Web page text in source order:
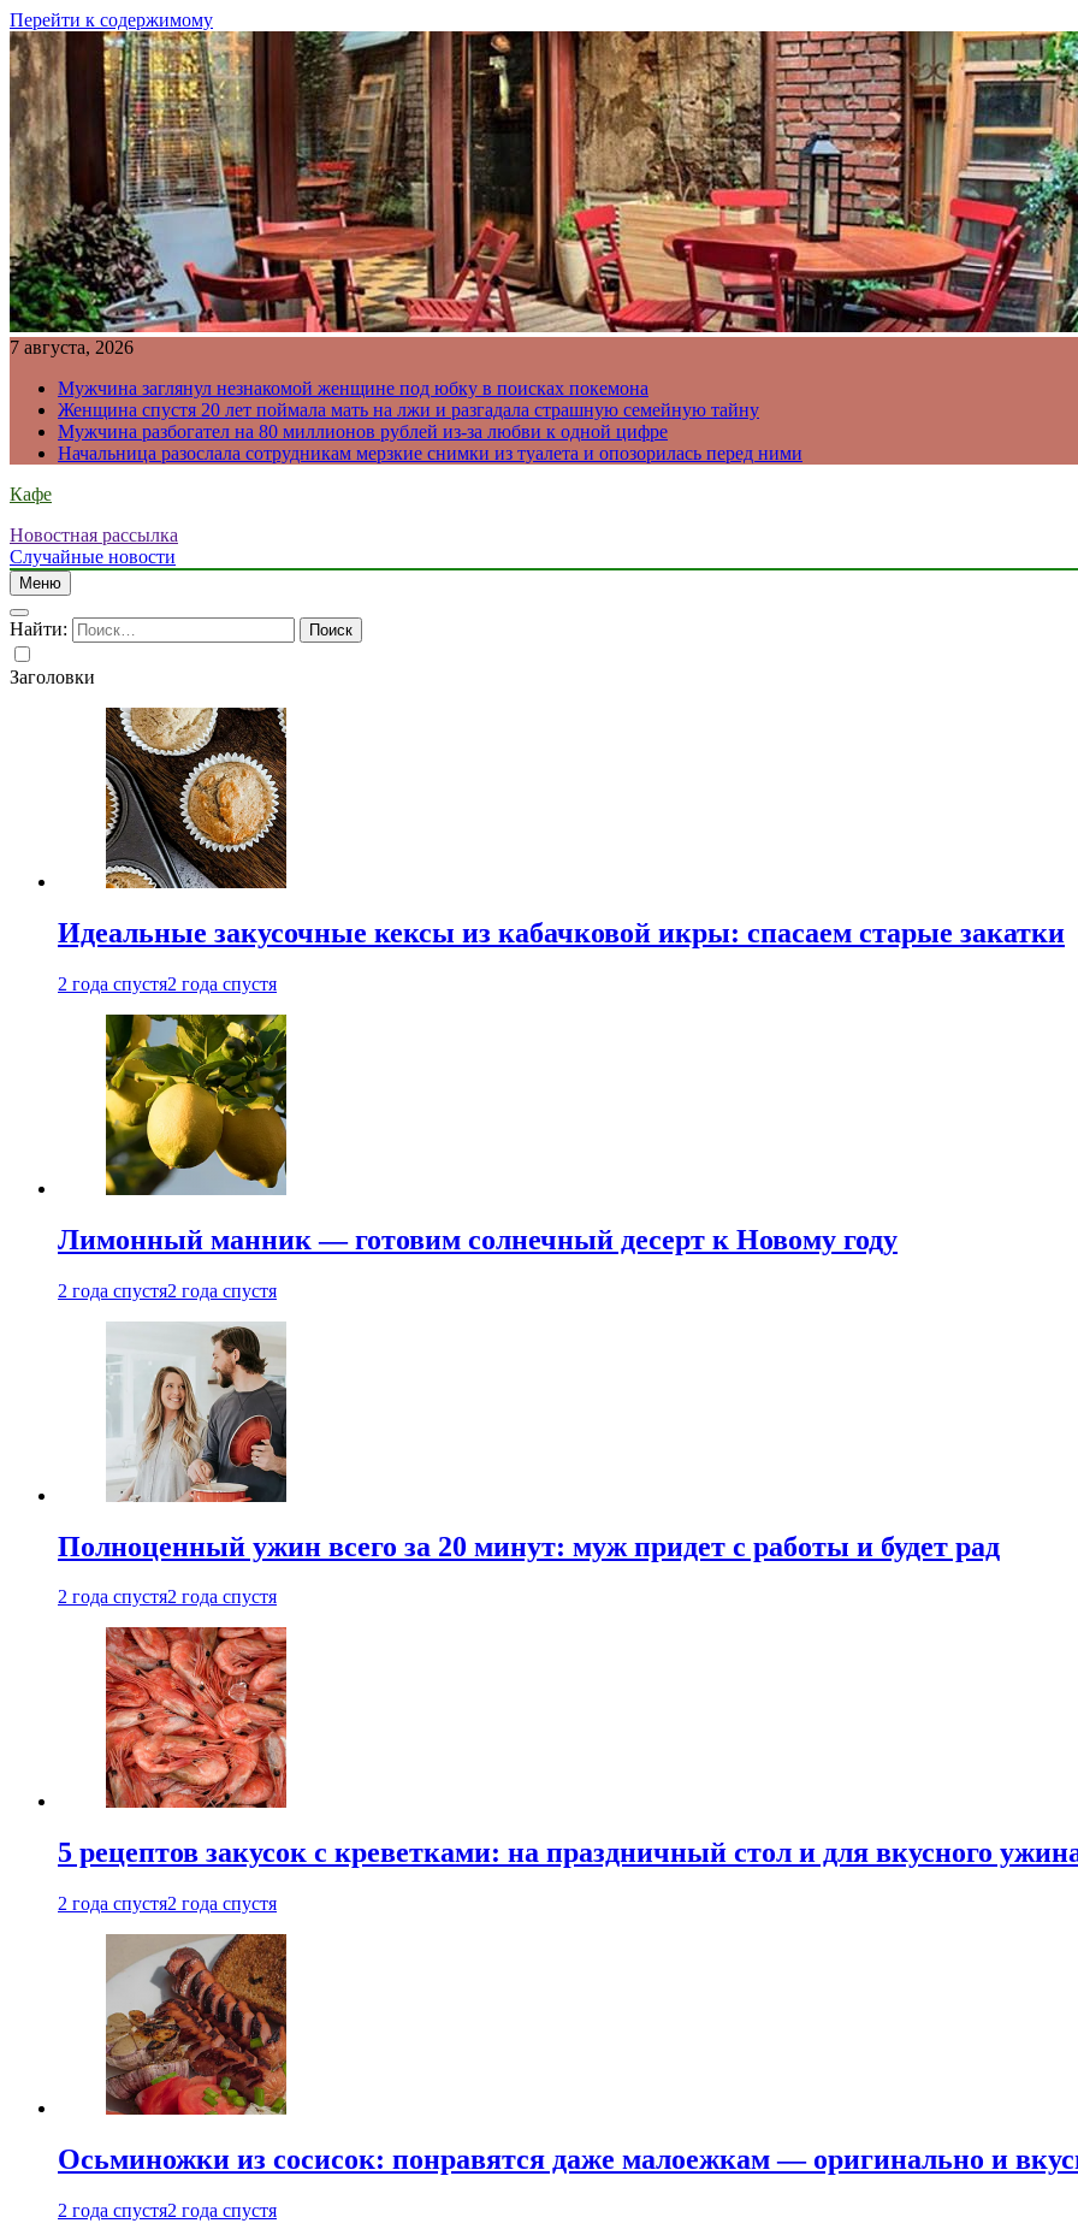
Перейти к содержимому
7 августа, 2026
Мужчина заглянул незнакомой женщине под юбку в поисках покемона
Женщина спустя 20 лет поймала мать на лжи и разгадала страшную семейную тайну
Мужчина разбогател на 80 миллионов рублей из-за любви к одной цифре
Начальница разослала сотрудникам мерзкие снимки из туалета и опозорилась перед ними
Кафе
Новостная рассылка
Случайные новости
Меню
Найти:
Заголовки
Идеальные закусочные кексы из кабачковой икры: спасаем старые закатки
2 года спустя2 года спустя
Лимонный манник — готовим солнечный десерт к Новому году
2 года спустя2 года спустя
Полноценный ужин всего за 20 минут: муж придет с работы и будет рад
2 года спустя2 года спустя
5 рецептов закусок с креветками: на праздничный стол и для вкусного
2 года спустя2 года спустя
Осьминожки из сосисок: понравятся даже малоежкам — оригинально и
2 года спустя2 года спустя